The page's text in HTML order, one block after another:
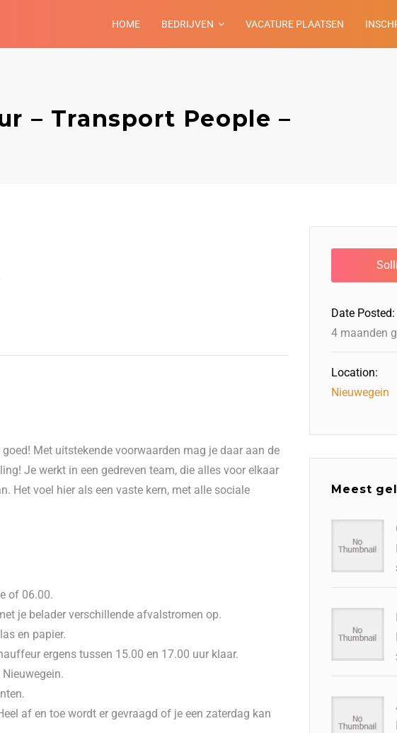
HOME BEDRIJVEN VACATURE PLAATSEN
– Transport People –
Met uitstekende voorwaarden mag je daar aan de
Je werkt in een gedreven team, die alles voor elkaar
Het voel hier als een vaste kern, met alle sociale
of 06.00.
je belader verschillende afvalstromen op.
en papier.
ergens tussen 15.00 en 17.00 uur klaar.
af en toe wordt er gevraagd of je een zaterdag kan
Date Posted:
4 maanden
Location:
Nieuwegein
Meest